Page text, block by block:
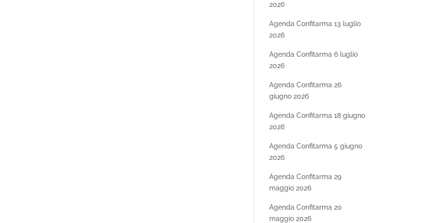
2026
Agenda Confitarma 13 luglio
2026
Agenda Confitarma 6 luglio
2026
Agenda Confitarma 26
giugno 2026
Agenda Confitarma 18 giugno
2026
Agenda Confitarma 5 giugno
2026
Agenda Confitarma 29
maggio 2026
Agenda Confitarma 20
maggio 2026